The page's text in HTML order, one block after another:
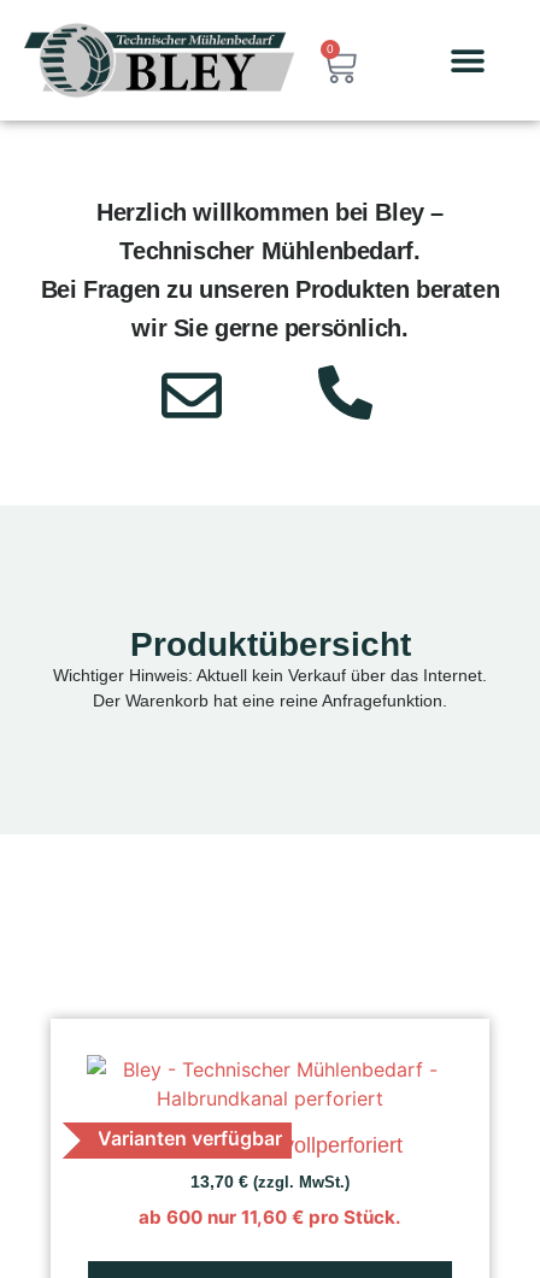
0
Herzlich willkommen bei Bley –
Technischer Mühlenbedarf.
Bei Fragen zu unseren Produkten beraten
wir Sie gerne persönlich.
Produktübersicht
Wichtiger Hinweis: Aktuell kein Verkauf über das Internet.
Der Warenkorb hat eine reine Anfragefunktion.
Varianten verfügbar
K 30 Getreide, vollperforiert
13,70 € (zzgl. MwSt.)
ab 600 nur 11,60 € pro Stück.